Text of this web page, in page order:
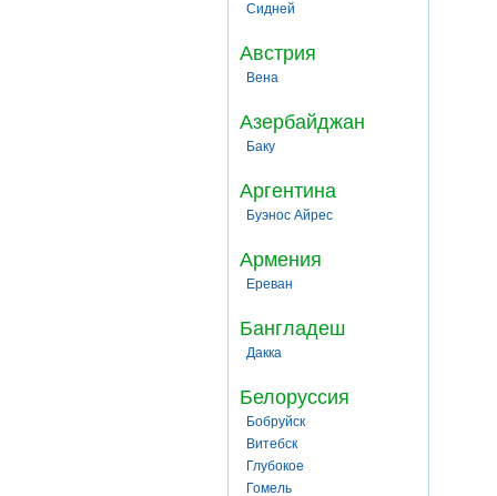
Сидней
Австрия
Вена
Азербайджан
Баку
Аргентина
Буэнос Айрес
Армения
Ереван
Бангладеш
Дакка
Белоруссия
Бобруйск
Витебск
Глубокое
Гомель